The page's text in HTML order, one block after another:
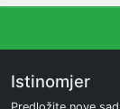
Istinomjer